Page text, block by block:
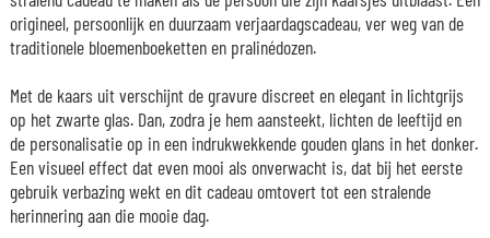
origineel, persoonlijk en duurzaam verjaardagscadeau, ver weg van de
traditionele bloemenboeketten en pralinédozen.
Met de kaars uit verschijnt de gravure discreet en elegant in lichtgrijs
op het zwarte glas. Dan, zodra je hem aansteekt, lichten de leeftijd en
de personalisatie op in een indrukwekkende gouden glans in het donker.
Een visueel effect dat even mooi als onverwacht is, dat bij het eerste
gebruik verbazing wekt en dit cadeau omtovert tot een stralende
herinnering aan die mooie dag.